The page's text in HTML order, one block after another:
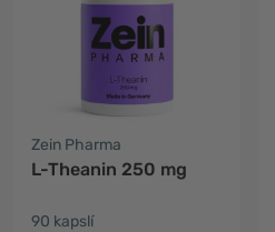
Zein Pharma
L-Theanin 250 mg
90 kapslí